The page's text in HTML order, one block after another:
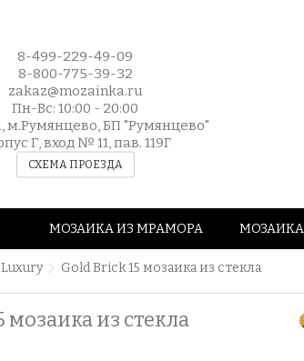
8-499-229-49-09
8-800-775-39-32
zakaz@mozainka.ru
Пн-Вс: 10:00 - 20:00
м.Румянцево, БП "Румянцево"
Г, вход № 11, пав. 119Г
СХЕМА ПРОЕЗДА
МОЗАИКА ИЗ МРАМОРА МОЗАИКА
Luxury Gold Brick 15 мозаика из стекла
мозаика из стекла